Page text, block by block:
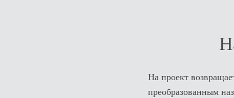
На проект
преобразованным